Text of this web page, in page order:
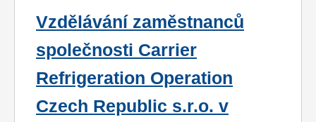
Vzdělávání zaměstnanců
společnosti Carrier
Refrigeration Operation
Czech Republic s.r.o. v